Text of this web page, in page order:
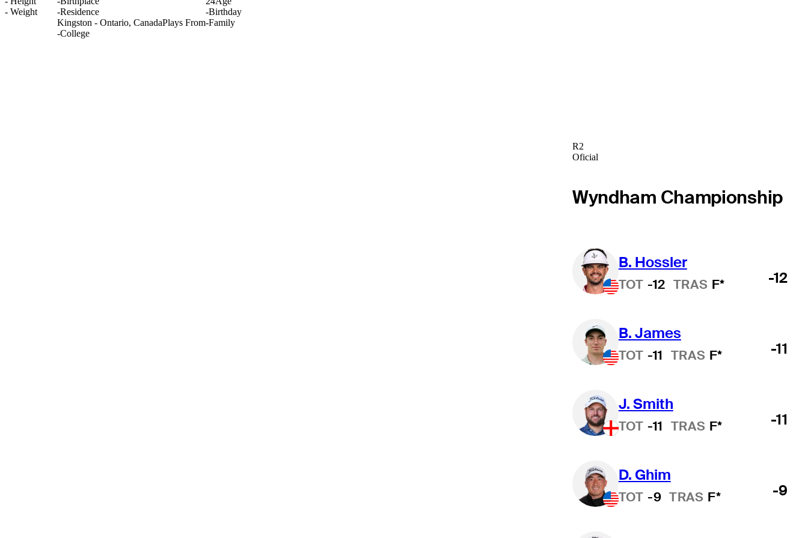
- Weight
-Residence
Kingston - Ontario, CanadaPlays From
-College
-Birthday
-Family
R2
Oficial
Wyndham Championship
B. Hossler
TOT -12 TRAS F* -12
B. James
TOT -11 TRAS F* -11
J. Smith
TOT -11 TRAS F* -11
D. Ghim
TOT -9 TRAS F* -9